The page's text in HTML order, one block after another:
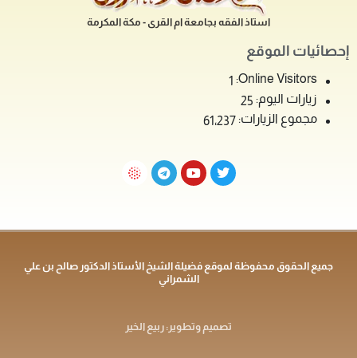
استاذ الفقه بجامعة ام القرى - مكة المكرمة
إحصائيات الموقع
Online Visitors:
1
زيارات اليوم: 25
مجموع الزيارات: 61٬237
جميع الحقوق محفوظة لموقع فضيلة الشيخ الأستاذ الدكتور صالح بن علي
الشمراني
تصميم وتطوير: ربيع الخير